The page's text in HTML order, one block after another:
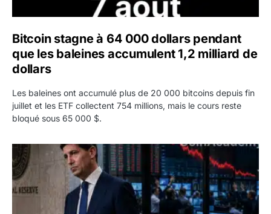
Bitcoin stagne à 64 000 dollars pendant
que les baleines accumulent 1,2 milliard de
dollars
Les baleines ont accumulé plus de 20 000 bitcoins depuis fin
juillet et les ETF collectent 754 millions, mais le cours reste
bloqué sous 65 000 $.
Kevin Warsh maintient sa communication minimaliste